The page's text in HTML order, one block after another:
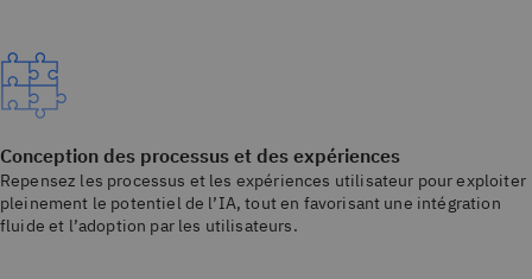
Conception des processus et des expériences
Repensez les processus et les expériences utilisateur pour exploiter
pleinement le potentiel de l’IA, tout en favorisant une intégration
fluide et l’adoption par les utilisateurs.